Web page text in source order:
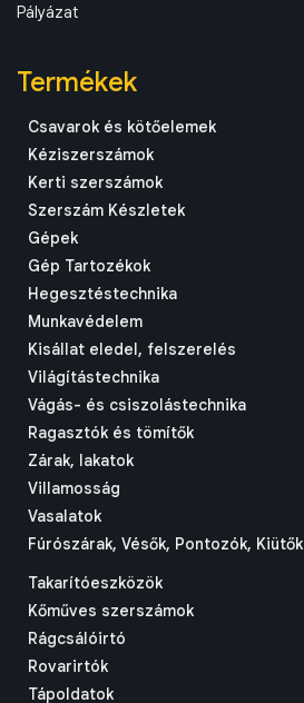
Pályázat
Termékek
Csavarok és kötőelemek
Kéziszerszámok
Kerti szerszámok
Szerszám Készletek
Gépek
Gép Tartozékok
Hegesztéstechnika
Munkavédelem
Kisállat eledel, felszerelés
Világítástechnika
Vágás- és csiszolástechnika
Ragasztók és tömítők
Zárak, lakatok
Villamosság
Vasalatok
Fúrószárak, Vésők, Pontozók, Kiütők
Takarítóeszközök
Kőműves szerszámok
Rágcsálóirtó
Rovarirtók
Tápoldatok